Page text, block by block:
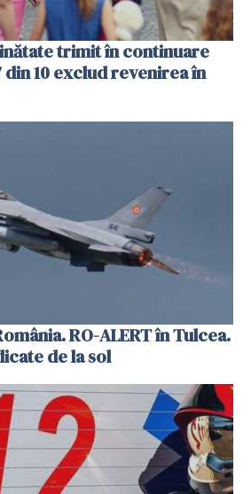
trimit în continuare
din 10 exclud revenirea în
RO-ALERT în Tulcea.
de la sol